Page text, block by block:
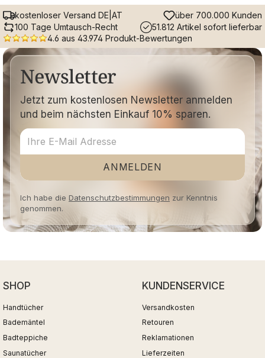
kostenloser Versand DE|AT
über 700.000 Kunden
100 Tage Umtausch-Recht
51.812 Artikel sofort lieferbar
4.6 aus 43.974 Produkt-Bewertungen
Newsletter
Jetzt zum kostenlosen Newsletter anmelden
und beim nächsten Einkauf 10% sparen.
ANMELDEN
Ich habe die Datenschutzbestimmungen zur Kenntnis
genommen.
SHOP
Handtücher
Bademäntel
Badteppiche
Saunatücher
KUNDENSERVICE
Versandkosten
Retouren
Reklamationen
Lieferzeiten